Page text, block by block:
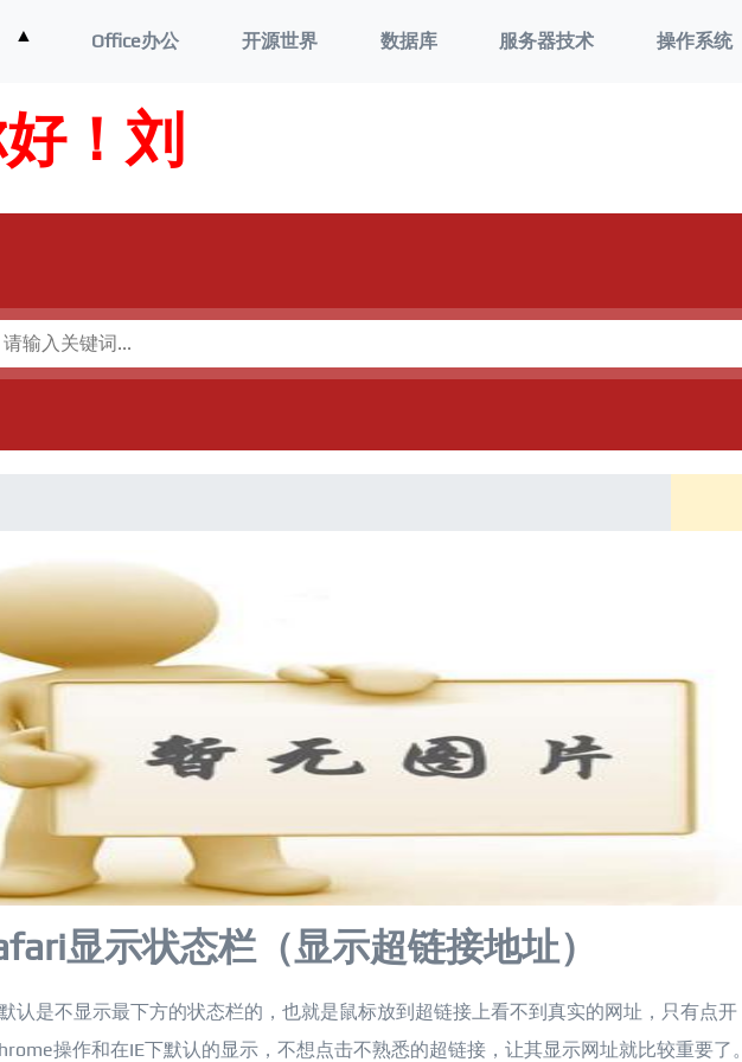
！刘
▲
单
Office办公 开源世界 数据库 服务器技术 操作系统
显示状态栏（显示超链接地址）
认是不显示最下方的状态栏的，也就是鼠标放到超链接上看不到真实的网址，只有点开
操作和在IE下默认的显示，不想点击不熟悉的超链接，让其显示网址就比较重要了。